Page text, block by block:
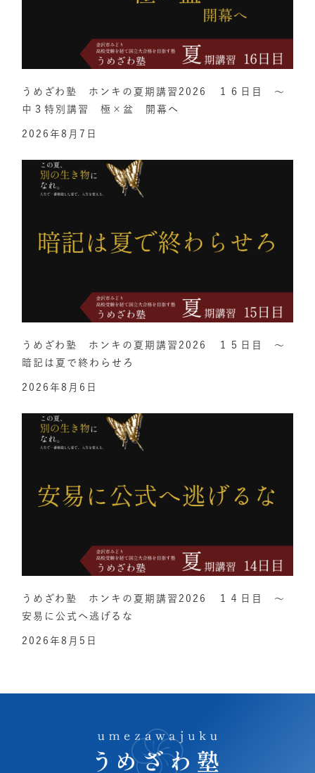
うめざわ塾 ホンキの夏期講習2026 １６日目 ～
中３特別講習 極×盆 開幕へ
2026年8月7日
うめざわ塾 ホンキの夏期講習2026 １５日目 ～
暗記は夏で終わらせろ
2026年8月6日
うめざわ塾 ホンキの夏期講習2026 １４日目 ～
安易に公式へ逃げるな
2026年8月5日